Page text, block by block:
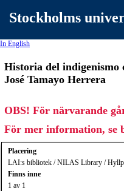
Stockholms
In English
Historia del indigenismo
José Tamayo Herrera
OBS! För närvarande
För mer information, se
Placering
LAI:s bibliotek / NILAS Library /
Finns inne
1 av 1